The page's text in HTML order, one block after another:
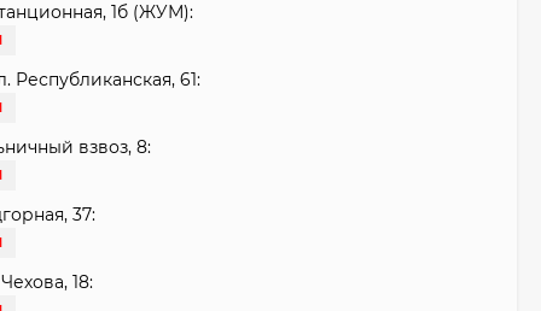
1б (ЖУМ):
Республиканская, 61:
взвоз, 8:
37:
18: